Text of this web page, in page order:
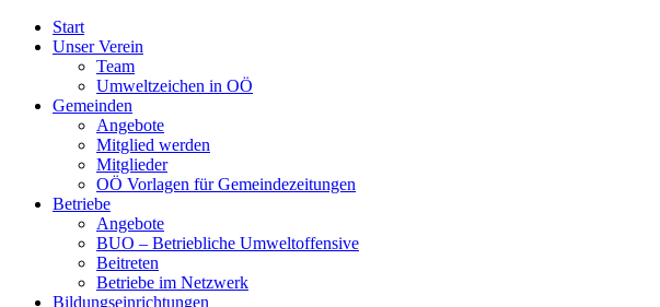
Start
Unser Verein
Team
Umweltzeichen in OÖ
Gemeinden
Angebote
Mitglied werden
Mitglieder
OÖ Vorlagen für Gemeindezeitungen
Betriebe
Angebote
BUO – Betriebliche Umweltoffensive
Beitreten
Betriebe im Netzwerk
Bildungseinrichtungen